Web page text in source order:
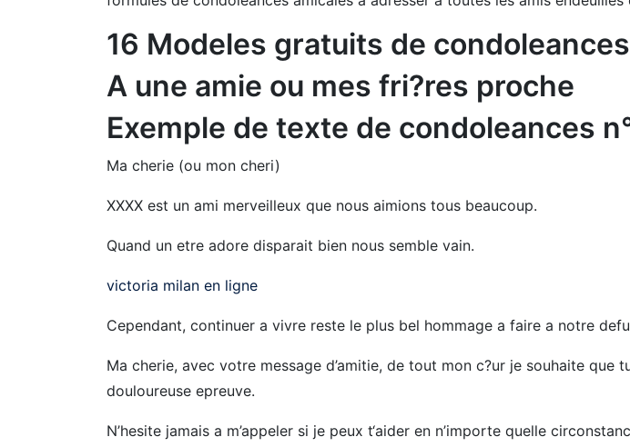
16 Modeles gratuits de condoleances
A une amie ou mes fri?res proche
Exemple de texte de condoleances
Ma cherie (ou mon cheri)
XXXX est un ami merveilleux que nous aimions tous beaucoup.
Quand un etre adore disparait bien nous semble vain.
victoria milan en ligne
Cependant, continuer a vivre reste le plus bel hommage a faire a notre
Ma cherie, avec votre message d’amitie, de tout mon c?ur je souhaite
douloureuse epreuve.
N’hesite jamais a m’appeler si je peux t‘aider en n’importe quelle